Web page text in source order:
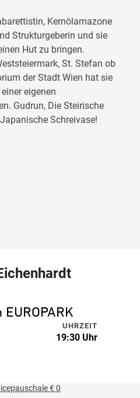
Kernölamazone
Strukturgeberin und sie
Hut zu bringen.
St. Stefan ob
der Stadt Wien hat sie
eigenen
Gudrun, Die Steirische
Schreivase!
UHRZEIT
19:30 Uhr
€ 0